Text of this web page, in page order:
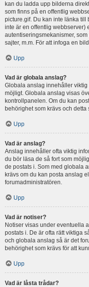
kan du ladda upp bilderna
som finns på en offentlig
picture.gif. Du kan inte länka till
inte är en offentlig webbserver)
autentiseringsmekanismer,
sajter, m.m. För att infoga en
Upp
Vad är globala anslag?
Globala anslag innehåller
möjligt. Globala anslag visas
kontrollpanelen. Om du kan
behörighet som krävs och
Upp
Vad är anslag?
Anslag innehåller ofta viktig
du bör läsa de så fort som
de postats i. Som med globala
krävs om du kan posta anslag
forumadministratören.
Upp
Vad är notiser?
Notiser visas under eventuella
postats i. De är ofta rätt viktiga
och globala anslag så är det
behörighet som krävs för att
Upp
Vad är låsta trådar?